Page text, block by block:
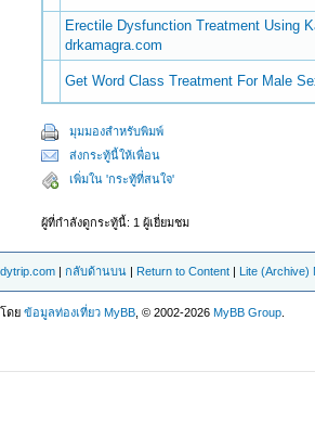
Erectile Dysfunction Treatment Using
drkamagra.com
Get Word Class Treatment For Male
มุมมองสำหรับพิมพ์
ส่งกระทู้นี้ให้เพื่อน
เพิ่มใน 'กระทู้ที่สนใจ'
ผู้ที่กำลังดูกระทู้นี้: 1 ผู้เยี่ยมชม
|กลับด้านบน | Return to Content | Lite (Archive)
ดยข้อมูลท่องเที่ยว MyBB , © 2002-2026MyBB Group